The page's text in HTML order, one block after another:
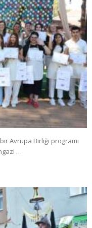
Avrupa Birliği programı
…